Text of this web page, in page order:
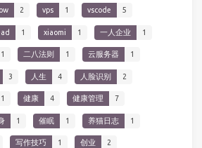
2 vps 1 vscode 5
1 xiaomi 1 一人企业 1
1 二八法则 1 云服务器 1
3 人生 4 人脸识别 2
1 健康 4 健康管理 7
1 催眠 1 养猫日志 1
写作技巧 1 创业 2